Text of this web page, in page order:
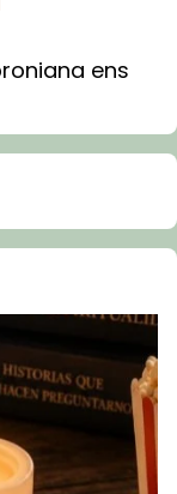
ens
ha
is at Catedral